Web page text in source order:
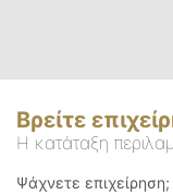
Βρείτε
Η κατάταξη
Ψάχνετε